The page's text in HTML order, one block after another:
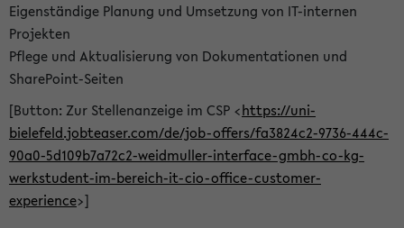
Eigenständige Planung und Umsetzung von IT-internen
Projekten
Pflege und Aktualisierung von Dokumentationen und
SharePoint-Seiten
[Button: Zur Stellenanzeige im CSP <https://uni-
bielefeld.jobteaser.com/de/job-offers/fa3824c2-9736-444c-
90a0-5d109b7a72c2-weidmuller-interface-gmbh-co-kg-
werkstudent-im-bereich-it-cio-office-customer-
experience>]